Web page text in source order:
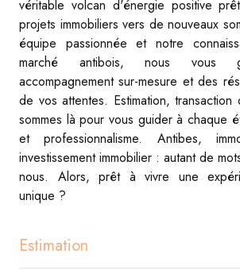
véritable volcan d'énergie positive
projets immobiliers vers de nouveaux
équipe passionnée et notre
marché antibois, nous vous
accompagnement sur-mesure et des
de vos attentes. Estimation,
sommes là pour vous guider à chaque
et professionnalisme. Antibes,
investissement immobilier : autant de
nous. Alors, prêt à vivre une
unique ?
Estimation